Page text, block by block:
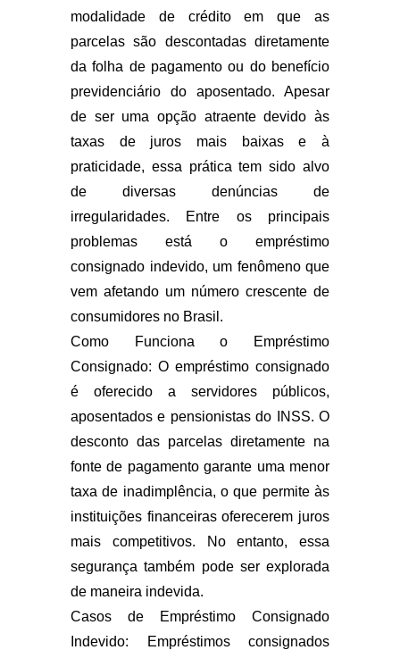
modalidade de crédito em que as
parcelas são descontadas diretamente
da folha de pagamento ou do benefício
previdenciário do aposentado. Apesar
de ser uma opção atraente devido às
taxas de juros mais baixas e à
praticidade, essa prática tem sido alvo
de diversas denúncias de
irregularidades. Entre os principais
problemas está o empréstimo
consignado indevido, um fenômeno que
vem afetando um número crescente de
consumidores no Brasil.
Como Funciona o Empréstimo
Consignado: O empréstimo consignado
é oferecido a servidores públicos,
aposentados e pensionistas do INSS. O
desconto das parcelas diretamente na
fonte de pagamento garante uma menor
taxa de inadimplência, o que permite às
instituições financeiras oferecerem juros
mais competitivos. No entanto, essa
segurança também pode ser explorada
de maneira indevida.
Casos de Empréstimo Consignado
Indevido: Empréstimos consignados